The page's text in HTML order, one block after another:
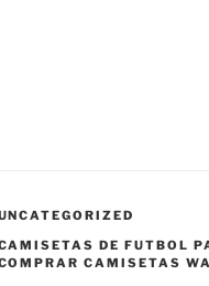
DE FUTBOL
CAMISETAS